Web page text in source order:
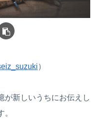
）
が新しいうちにお伝えし